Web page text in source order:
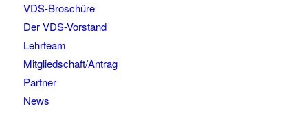
VDS-Broschüre
Der VDS-Vorstand
Lehrteam
Mitgliedschaft/Antrag
Partner
News